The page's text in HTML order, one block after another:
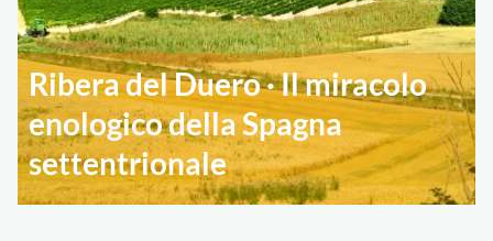
Ribera del Duero · Il miracolo
enologico della Spagna
settentrionale